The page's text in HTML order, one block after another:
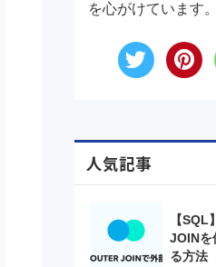
を心がけています。
人気記事
【SQL
JOINを
る方法